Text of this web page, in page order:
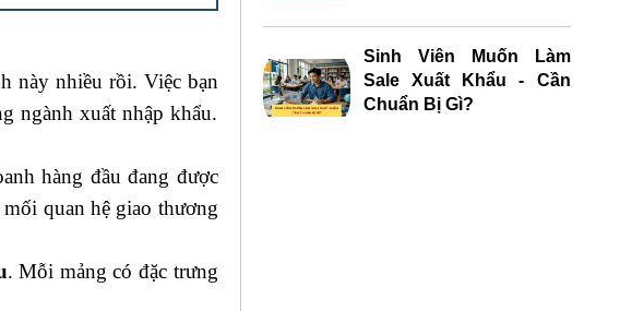
này nhiều rồi. Việc bạn
ngành xuất nhập khẩu.
hàng đầu đang được
quan hệ giao thương
. Mỗi mảng có đặc trưng
Sinh Viên Muốn Làm
Sale Xuất Khẩu - Cần
Chuẩn Bị Gì?